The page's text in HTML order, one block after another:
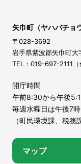
矢巾町（ヤハバチョ
〒028-3692
岩手県紫波郡矢巾町
TEL：019-697-2111
開庁時間
午前8:30から午後
毎週水曜日は午後7
（町民環境課、税務
マップ